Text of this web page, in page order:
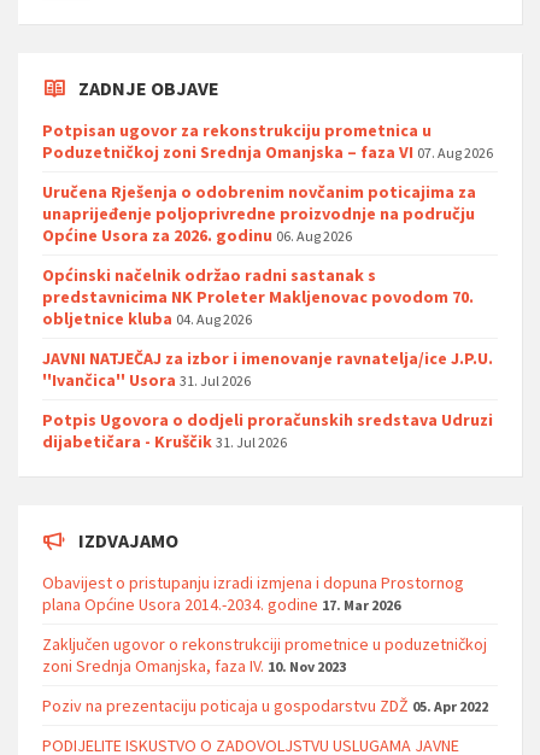
ZADNJE OBJAVE
Potpisan ugovor za rekonstrukciju prometnica u
Poduzetničkoj zoni Srednja Omanjska – faza VI 07. Aug 2026
Uručena Rješenja o odobrenim novčanim poticajima za
unaprijeđenje poljoprivredne proizvodnje na području
Općine Usora za 2026. godinu 06. Aug 2026
Općinski načelnik održao radni sastanak s
predstavnicima NK Proleter Makljenovac povodom 70.
obljetnice kluba 04. Aug 2026
JAVNI NATJEČAJ za izbor i imenovanje ravnatelja/ice J.P.U.
''Ivančica'' Usora 31. Jul 2026
Potpis Ugovora o dodjeli proračunskih sredstava Udruzi
dijabetičara - Kruščik 31. Jul 2026
IZDVAJAMO
Obavijest o pristupanju izradi izmjena i dopuna Prostornog
plana Općine Usora 2014.-2034. godine 17. Mar 2026
Zaključen ugovor o rekonstrukciji prometnice u poduzetničkoj
zoni Srednja Omanjska, faza IV. 10. Nov 2023
Poziv na prezentaciju poticaja u gospodarstvu ZDŽ 05. Apr 2022
PODIJELITE ISKUSTVO O ZADOVOLJSTVU USLUGAMA JAVNE